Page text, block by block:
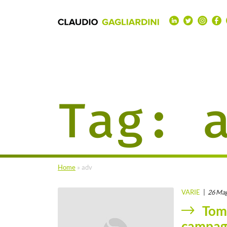
Tag:
Home » adv
VARIE 26